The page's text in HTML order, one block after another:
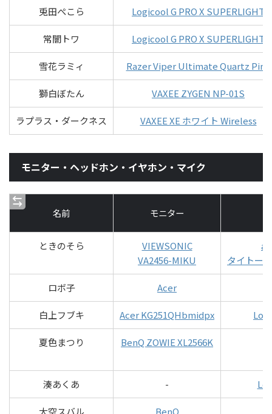
兎田ぺこら Logicool G PRO X SUPERLIGHT
常闇トワ Logicool G PRO X SUPERLIGHT
雪花ラミィ Razer Viper Ultimate Quartz Pink
獅白ぼたん VAXEE ZYGEN NP-01S
ラプラス・ダークネス VAXEE XE ホワイト Wireless
モニター・ヘッドホン・イヤホン・マイク
名前 モニター
ときのそら
VIEWSONIC
VA2456-MIKU
タイトー
ロボ子 Acer
白上フブキ Acer KG251QHbmidpx
夏色まつり BenQ ZOWIE XL2566K
湊あくあ -
大空スバル BenQ